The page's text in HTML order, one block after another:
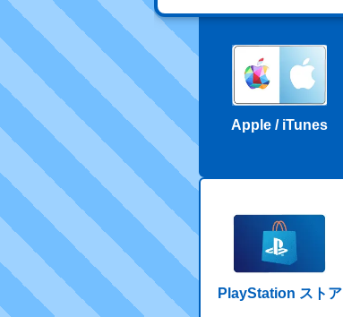
Apple / iTunes
PlayStation ストア